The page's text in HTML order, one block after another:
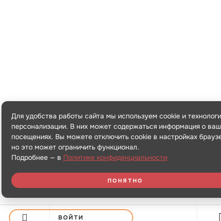
ВОЙТИ
Для удобства работы сайта мы используем cookie и
персонализации. В них может содержаться информация о
посещениях. Вы можете отключить cookie в настройках
но это может ограничить функционал.
Подробнее — в Политике конфиденциальности
ПОНЯТНО